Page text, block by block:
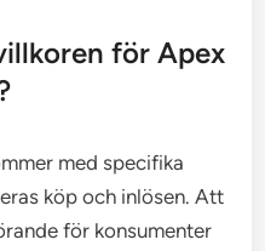
för Apex
med specifika
köp och inlösen. Att
för konsumenter